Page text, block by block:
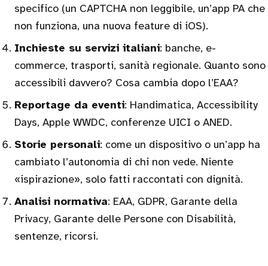
specifico (un CAPTCHA non leggibile, un’app PA che
non funziona, una nuova feature di iOS).
Inchieste su servizi italiani: banche, e-
commerce, trasporti, sanità regionale. Quanto sono
accessibili davvero? Cosa cambia dopo l’EAA?
Reportage da eventi: Handimatica, Accessibility
Days, Apple WWDC, conferenze UICI o ANED.
Storie personali: come un dispositivo o un’app ha
cambiato l’autonomia di chi non vede. Niente
«ispirazione», solo fatti raccontati con dignità.
Analisi normativa: EAA, GDPR, Garante della
Privacy, Garante delle Persone con Disabilità,
sentenze, ricorsi.